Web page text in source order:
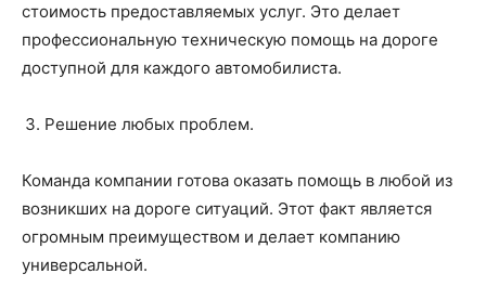
стоимость предоставляемых услуг. Это делает
профессиональную техническую помощь на дороге
доступной для каждого автомобилиста.
Решение любых проблем.
Команда компании готова оказать помощь в любой из
возникших на дороге ситуаций. Этот факт является
огромным преимуществом и делает компанию
универсальной.